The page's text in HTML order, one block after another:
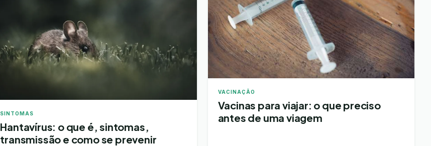
SINTOMAS
Hantavírus: o que é, sintomas,
transmissão e como se prevenir
VACINAÇÃO
Vacinas para viajar: o que preciso
antes de uma viagem